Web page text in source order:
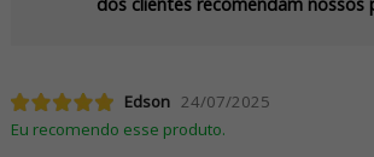
Edson 24/07/2025
Eu recomendo esse produto.